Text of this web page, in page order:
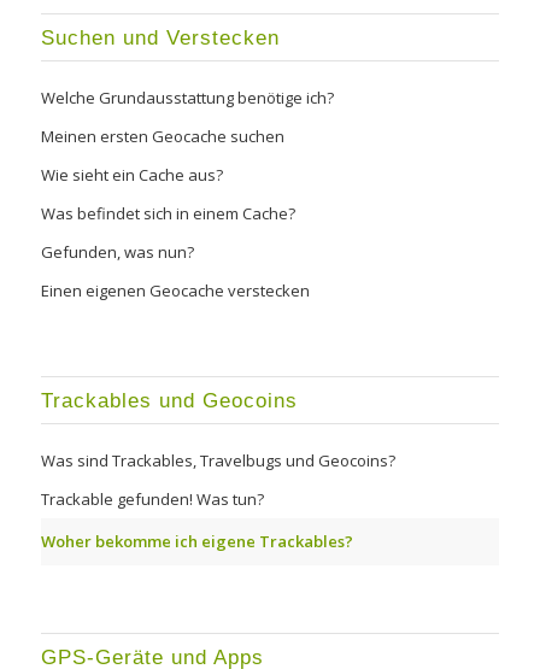
Suchen und Verstecken
Welche Grundausstattung benötige ich?
Meinen ersten Geocache suchen
Wie sieht ein Cache aus?
Was befindet sich in einem Cache?
Gefunden, was nun?
Einen eigenen Geocache verstecken
Trackables und Geocoins
Was sind Trackables, Travelbugs und Geocoins?
Trackable gefunden! Was tun?
Woher bekomme ich eigene Trackables?
GPS-Geräte und Apps